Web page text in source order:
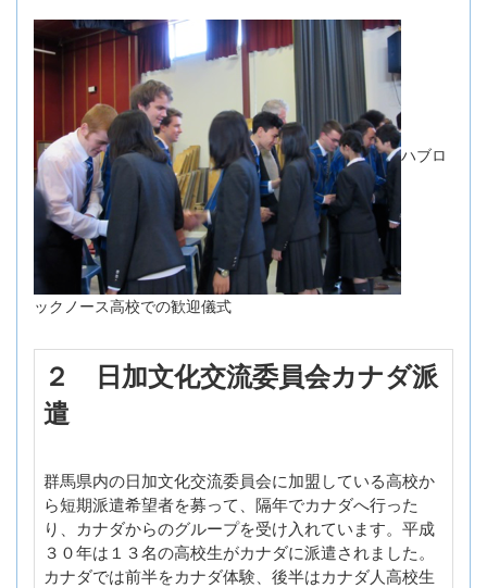
ハブロ
ックノース高校での歓迎儀式
２
日加文化交流委員会カナダ派
遣
群馬県内の日加文化交流委員会に加盟している高校か
ら短期派遣希望者を募って、隔年でカナダへ行った
り、カナダからのグループを受け入れています。平成
３０年は１３名の高校生がカナダに派遣されました。
カナダでは前半をカナダ体験、後半はカナダ人高校生